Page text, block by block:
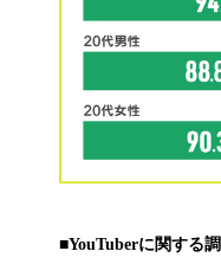
■YouTuberに関する